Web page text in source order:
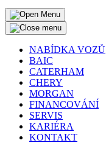
NABÍDKA VOZŮ
BAIC
CATERHAM
CHERY
MORGAN
FINANCOVÁNÍ
SERVIS
KARIÉRA
KONTAKT